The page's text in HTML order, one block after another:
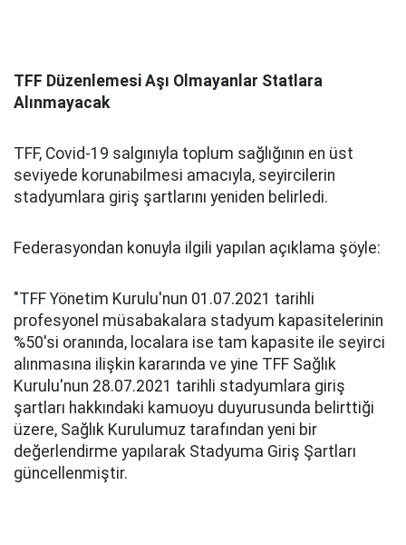
TFF Düzenlemesi Aşı Olmayanlar Statlara
Alınmayacak
TFF, Covid-19 salgınıyla toplum sağlığının en üst
seviyede korunabilmesi amacıyla, seyircilerin
stadyumlara giriş şartlarını yeniden belirledi.
Federasyondan konuyla ilgili yapılan açıklama şöyle:
"TFF Yönetim Kurulu'nun 01.07.2021 tarihli
profesyonel müsabakalara stadyum kapasitelerinin
%50'si oranında, localara ise tam kapasite ile seyirci
alınmasına ilişkin kararında ve yine TFF Sağlık
Kurulu'nun 28.07.2021 tarihli stadyumlara giriş
şartları hakkındaki kamuoyu duyurusunda belirttiği
üzere, Sağlık Kurulumuz tarafından yeni bir
değerlendirme yapılarak Stadyuma Giriş Şartları
güncellenmiştir.